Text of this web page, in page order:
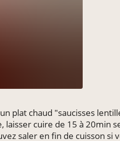
plat chaud "saucisses
cuire de 15 à 20min
saler en fin de cuisson si